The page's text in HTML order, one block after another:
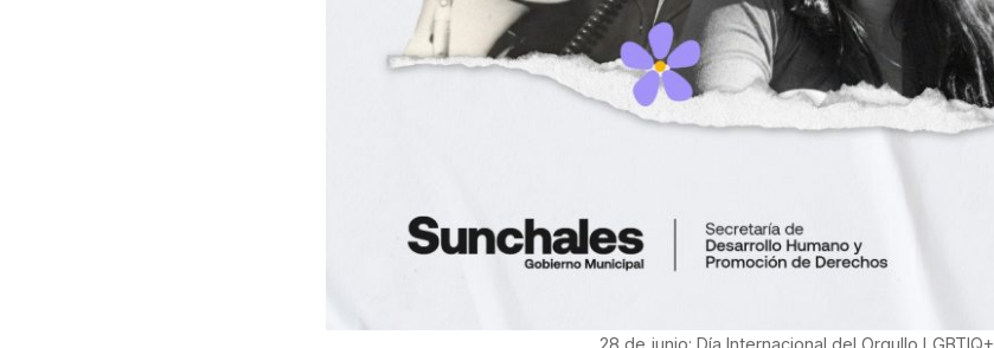
28 de junio: Día Internacional del Orgullo LGBTIQ+